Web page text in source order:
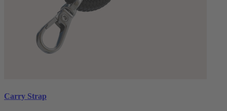
Carry Strap